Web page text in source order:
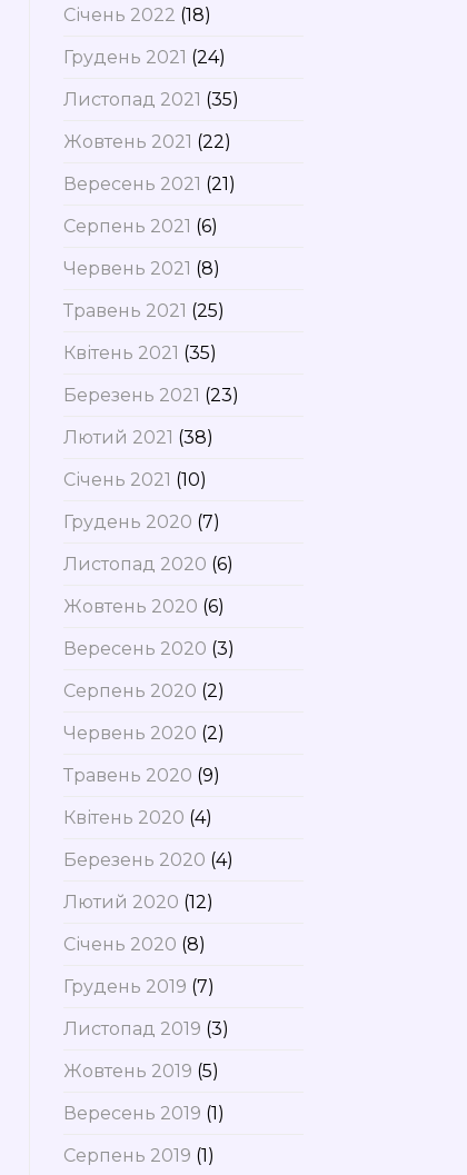
Січень 2022 (18)
Грудень 2021 (24)
Листопад 2021 (35)
Жовтень 2021 (22)
Вересень 2021 (21)
Серпень 2021 (6)
Червень 2021 (8)
Травень 2021 (25)
Квітень 2021 (35)
Березень 2021 (23)
Лютий 2021 (38)
Січень 2021 (10)
Грудень 2020 (7)
Листопад 2020 (6)
Жовтень 2020 (6)
Вересень 2020 (3)
Серпень 2020 (2)
Червень 2020 (2)
Травень 2020 (9)
Квітень 2020 (4)
Березень 2020 (4)
Лютий 2020 (12)
Січень 2020 (8)
Грудень 2019 (7)
Листопад 2019 (3)
Жовтень 2019 (5)
Вересень 2019 (1)
Серпень 2019 (1)